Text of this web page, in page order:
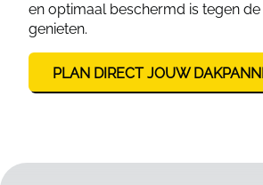
en optimaal beschermd is tegen
genieten.
PLAN DIRECT JOUW